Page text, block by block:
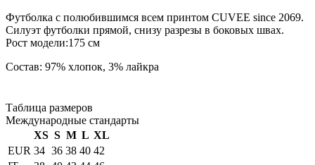
Футболка с полюбившимся всем принтом CUVEE since 2069.
Силуэт футболки прямой, снизу разрезы в боковых швах.
Рост модели:175 см
Состав: 97% хлопок, 3% лайкра
Таблица размеров
Международные стандарты
XS S M L XL
EUR 34 36 38 40 42